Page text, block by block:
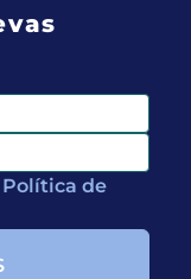
Política de